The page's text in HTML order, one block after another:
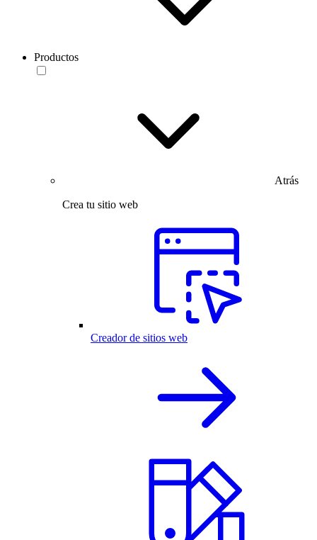
Productos
Atrás
Crea tu sitio web
Creador de sitios web